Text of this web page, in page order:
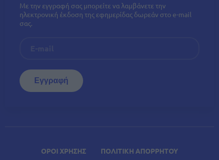
ΟΡΟΙ ΧΡΗΣΗΣ ΠΟΛΙΤΙΚΗ ΑΠΟΡΡΗΤΟΥ
Με την εγγραφή σας μπορείτε να λαμβάνετε την
ηλεκτρονική έκδοση της εφημερίδας δωρεάν στο e-mail
σας.